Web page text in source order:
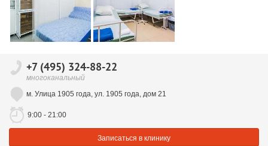
+7 (495) 324-88-22
многоканальный
м. Улица 1905 года, ул. 1905 года, дом 21
9:00 - 21:00
Записаться в клинику